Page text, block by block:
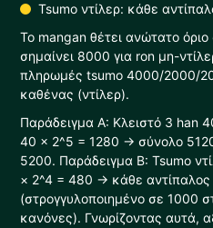
Tsumo ντίλερ: κάθε
Το mangan θέτει ανώτατο
σημαίνει 8000 για ron μη-
πληρωμές tsumo 4000/2000/
καθένας (ντίλερ).
Παράδειγμα A: Κλειστό 3 han
40 × 2^5 = 1280 → σύνολο
5200. Παράδειγμα B: Tsumo
× 2^4 = 480 → κάθε
(στρογγυλοποιημένο σε 1000
κανόνες). Γνωρίζοντας αυτά,